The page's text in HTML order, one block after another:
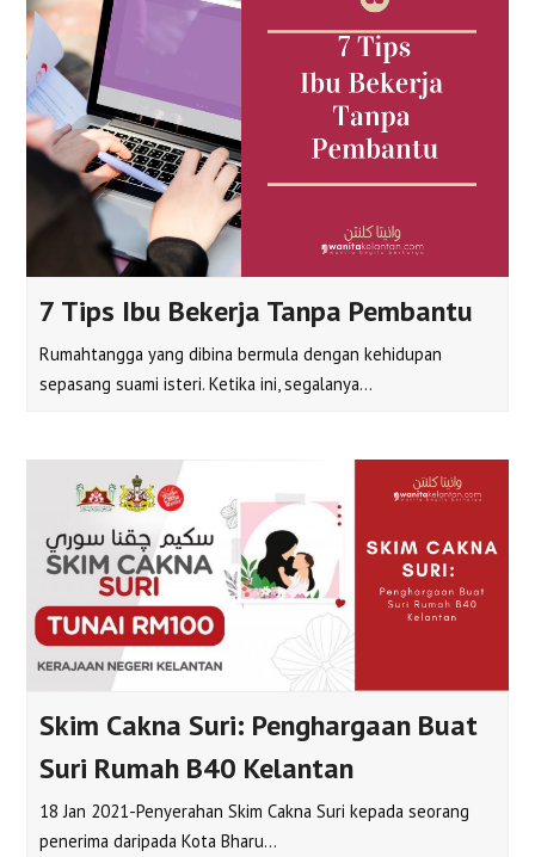
7 Tips Ibu Bekerja Tanpa Pembantu
Rumahtangga yang dibina bermula dengan kehidupan
sepasang suami isteri. Ketika ini, segalanya…
Skim Cakna Suri: Penghargaan Buat
Suri Rumah B40 Kelantan
18 Jan 2021-Penyerahan Skim Cakna Suri kepada seorang
penerima daripada Kota Bharu…